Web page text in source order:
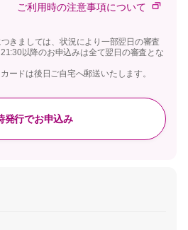
ご利用時の注意事項について
きましては、状況により一部翌日の審査
以降のお申込みは全て翌日の審査とな
ードは後日ご自宅へ郵送いたします。
発行でお申込み